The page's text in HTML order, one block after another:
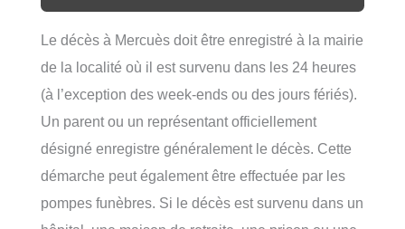
Le décès à Mercuès doit être enregistré à la mairie
de la localité où il est survenu dans les 24 heures
(à l’exception des week-ends ou des jours fériés).
Un parent ou un représentant officiellement
désigné enregistre généralement le décès. Cette
démarche peut également être effectuée par les
pompes funèbres. Si le décès est survenu dans un